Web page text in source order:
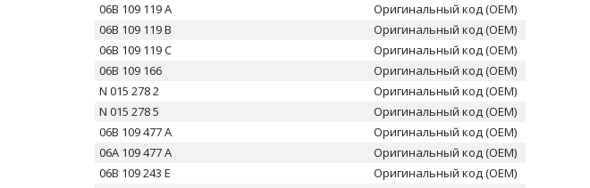
06B 109 119 A
Оригинальный код (OEM)
06B 109 119 B
Оригинальный код (OEM)
06B 109 119 C
Оригинальный код (OEM)
06B 109 166
Оригинальный код (OEM)
N 015 278 2
Оригинальный код (OEM)
N 015 278 5
Оригинальный код (OEM)
06B 109 477 A
Оригинальный код (OEM)
06A 109 477 A
Оригинальный код (OEM)
06B 109 243 E
Оригинальный код (OEM)